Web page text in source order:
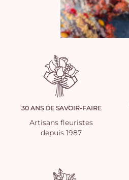
30 ANS DE SAVOIR-FAIRE
Artisans fleuristes
depuis 1987